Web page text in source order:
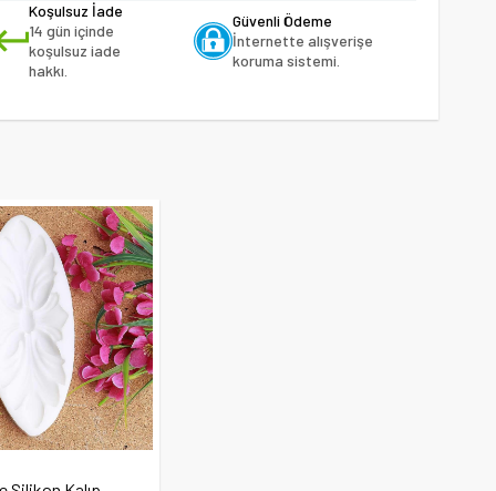
Koşulsuz İade
14 gün içinde
koşulsuz iade
hakkı.
Güvenli Ödeme
İnternette alışverişe
koruma sistemi.